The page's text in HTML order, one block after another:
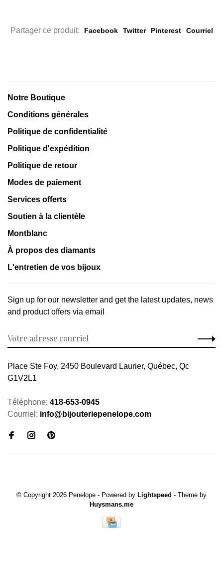
Partager ce produit: Facebook Twitter Pinterest Courriel
Notre Boutique
Conditions générales
Politique de confidentialité
Politique d'expédition
Politique de retour
Modes de paiement
Services offerts
Soutien à la clientèle
Montblanc
À propos des diamants
L'entretien de vos bijoux
Sign up for our newsletter and get the latest updates, news
and product offers via email
Place Ste Foy, 2450 Boulevard Laurier, Québec, Qc
G1V2L1
Téléphone: 418-653-0945
Courriel: info@bijouteriepenelope.com
© Copyright 2026 Penelope - Powered by Lightspeed - Theme by
Huysmans.me